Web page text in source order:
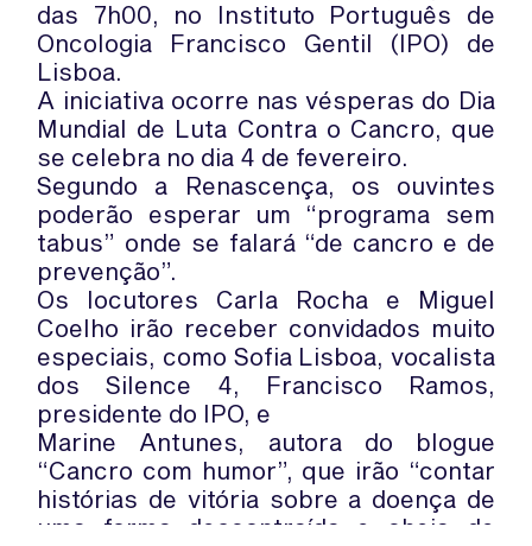
das 7h00, no Instituto Português de
Oncologia Francisco Gentil (IPO) de
Lisboa.
A iniciativa ocorre nas vésperas do Dia
Mundial de Luta Contra o Cancro, que
se celebra no dia 4 de fevereiro.
Segundo a Renascença, os ouvintes
poderão esperar um “programa sem
tabus” onde se falará “de cancro e de
prevenção”.
Os locutores Carla Rocha e Miguel
Coelho irão receber convidados muito
especiais, como Sofia Lisboa, vocalista
dos Silence 4, Francisco Ramos,
presidente do IPO, e
Marine Antunes, autora do blogue
“Cancro com humor”, que irão “contar
histórias de vitória sobre a doença de
uma forma descontraída e cheia de